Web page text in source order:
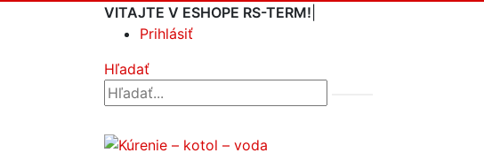
VITAJTE V ESHOPE RS-TERM!
Prihlásiť
Hľadať